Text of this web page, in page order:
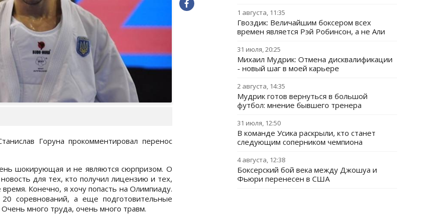
Горуна прокомментировал перенос
шокирующая и не являются сюрпризом. О
для тех, кто получил лицензию и тех,
Конечно, я хочу попасть на Олимпиаду.
соревнований, а еще подготовительные
много труда, очень много травм.
1 августа, 11:35
Гвоздик: Величайшим боксером всех
времен является Рэй Робинсон, а не Али
31 июля, 20:25
Михаил Мудрик: Отмена дисквалификации
- новый шаг в моей карьере
2 августа, 14:35
Мудрик готов вернуться в большой
футбол: мнение бывшего тренера
31 июля, 12:50
В команде Усика раскрыли, кто станет
следующим соперником чемпиона
4 августа, 12:38
Боксерский бой века между Джошуа и
Фьюри перенесен в США